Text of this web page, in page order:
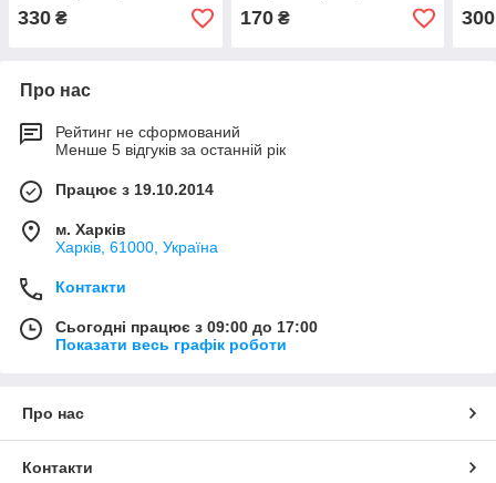
330 ₴ 170₴ 300
Про нас
Рейтинг не сформований
Менше 5 відгуків за останній рік
Працює з 19.10.2014
м. Харків
Харків, 61000, Україна
Контакти
Сьогодні працює з 09:00 до 17:00
Показати весь графік роботи
Про нас
Контакти